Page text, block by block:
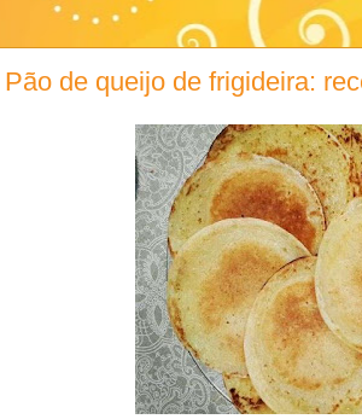
Pão de queijo de frigideira: